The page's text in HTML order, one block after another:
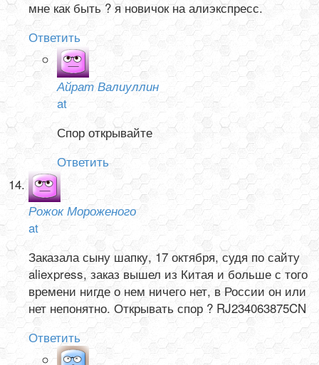
мне как быть ? я новичок на алиэкспресс.
Ответить
Айрат Валиуллин
at
Спор открывайте
Ответить
Рожок Мороженого
at
Заказала сыну шапку, 17 октября, судя по сайту
aliexpress, заказ вышел из Китая и больше с того
времени нигде о нем ничего нет, в России он или
нет непонятно. Открывать спор ? RJ234063875CN
Ответить